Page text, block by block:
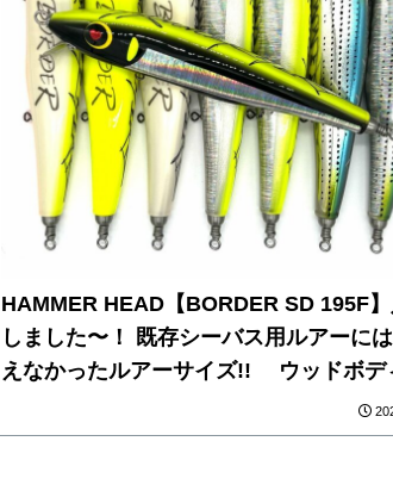
HAMMER HEAD【BORDER SD 195F
しました〜！ 既存シーバス用ルアーに
えなかったルアーサイズ!! ウッドボデ
195ｍｍ、（全長230ｍｍ）、ウエイト
ｇ ボディ構造は、ジョイント式では